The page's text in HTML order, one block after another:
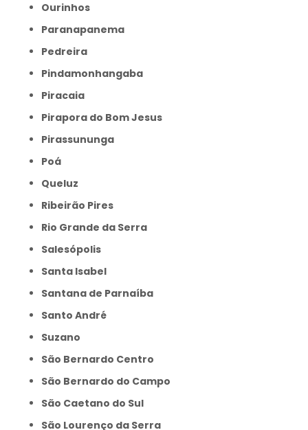
Ourinhos
Paranapanema
Pedreira
Pindamonhangaba
Piracaia
Pirapora do Bom Jesus
Pirassununga
Poá
Queluz
Ribeirão Pires
Rio Grande da Serra
Salesópolis
Santa Isabel
Santana de Parnaíba
Santo André
Suzano
São Bernardo Centro
São Bernardo do Campo
São Caetano do Sul
São Lourenço da Serra